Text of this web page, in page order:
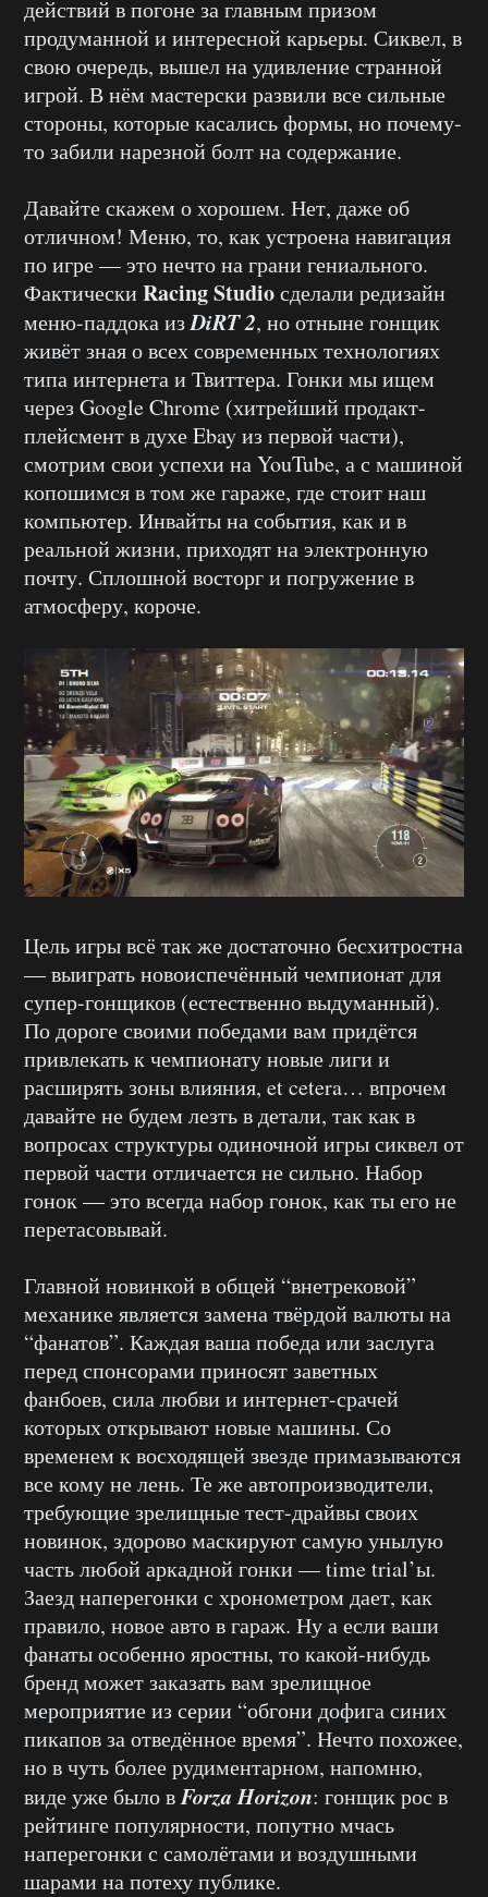
действий в погоне за главным призом
продуманной и интересной карьеры. Сиквел, в
свою очередь, вышел на удивление странной
игрой. В нём мастерски развили все сильные
стороны, которые касались формы, но почему-
то забили нарезной болт на содержание.
Давайте скажем о хорошем. Нет, даже об
отличном! Меню, то, как устроена навигация
по игре — это нечто на грани гениального.
Фактически Racing Studioсделали редизайн
меню-паддока изDiRT 2, но отныне гонщик
живёт зная о всех современных технологиях
типа интернета и Твиттера. Гонки мы ищем
через Google Chrome (хитрейший продакт-
плейсмент в духе Ebay из первой части),
смотрим свои успехи на YouTube, а с машиной
копошимся в том же гараже, где стоит наш
компьютер. Инвайты на события, как и в
реальной жизни, приходят на электронную
почту. Сплошной восторг и погружение в
атмосферу, короче.
Цель игры всё так же достаточно бесхитростна
— выиграть новоиспечённый чемпионат для
супер-гонщиков (естественно выдуманный).
По дороге своими победами вам придётся
привлекать к чемпионату новые лиги и
расширять зоны влияния, et cetera… впрочем
давайте не будем лезть в детали, так как в
вопросах структуры одиночной игры сиквел от
первой части отличается не сильно. Набор
гонок — это всегда набор гонок, как ты его не
перетасовывай.
Главной новинкой в общей “внетрековой”
механике является замена твёрдой валюты на
“фанатов”. Каждая ваша победа или заслуга
перед спонсорами приносят заветных
фанбоев, сила любви и интернет-срачей
которых открывают новые машины. Со
временем к восходящей звезде примазываются
все кому не лень. Те же автопроизводители,
требующие зрелищные тест-драйвы своих
новинок, здорово маскируют самую унылую
часть любой аркадной гонки — time trial’ы.
Заезд наперегонки с хронометром дает, как
правило, новое авто в гараж. Ну а если ваши
фанаты особенно яростны, то какой-нибудь
бренд может заказать вам зрелищное
мероприятие из серии “обгони дофига синих
пикапов за отведённое время”. Нечто похожее,
но в чуть более рудиментарном, напомню,
виде уже было вForza Horizon: гонщик рос в
рейтинге популярности, попутно мчась
наперегонки с самолётами и воздушными
шарами на потеху публике.